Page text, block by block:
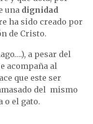
una dignidad
ha sido creado por
de Cristo.
a pesar del
acompaña al
que este ser
del mismo
o el gato.